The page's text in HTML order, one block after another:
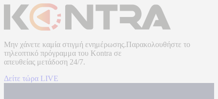
Μην χάνετε καμία στιγμή ενημέρωσης.Παρακολουθήστε το
τηλεοπτικό πρόγραμμα του Kontra σε
απευθείας μετάδοση 24/7.
Δείτε τώρα LIVE